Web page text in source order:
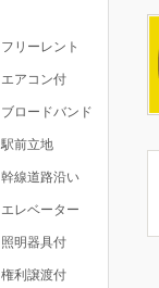
フリーレント
エアコン付
ブロードバンド
駅前立地
幹線道路沿い
エレベーター
照明器具付
権利譲渡付